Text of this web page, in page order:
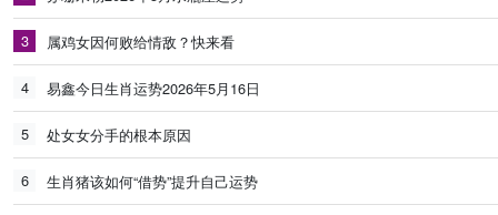
3 属鸡女因何败给情敌？快来看
4 易鑫今日生肖运势2026年5月16日
5 处女女分手的根本原因
6 生肖猪该如何“借势”提升自己运势